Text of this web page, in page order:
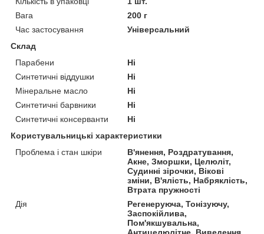
Вага
200 г
Час застосування
Універсальний
Склад
Парабени
Ні
Синтетичні віддушки
Ні
Мінеральне масло
Ні
Синтетичні барвники
Ні
Синтетичні консерванти
Ні
Користувальницькі характеристики
Проблема і стан шкіри
В'янення, Роздратування,
Акне, Зморшки, Целюліт,
Судинні зірочки, Вікові
зміни, В'ялість, Набряклість,
Втрата пружності
Дія
Регенеруюча, Тонізуючу,
Заспокійлива,
Пом'якшувальна,
Антицелюлітне, Виведення